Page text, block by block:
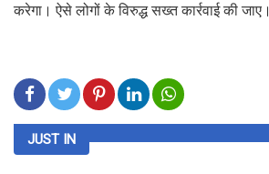
करेगा। ऐसे लोगों के विरुद्ध सख्त कार्रवाई की जाए।
JUST IN